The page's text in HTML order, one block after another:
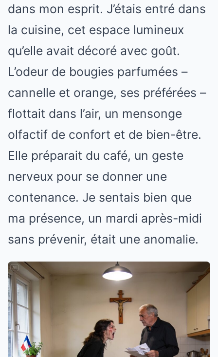
dans mon esprit. J’étais entré dans
la cuisine, cet espace lumineux
qu’elle avait décoré avec goût.
L’odeur de bougies parfumées –
cannelle et orange, ses préférées –
flottait dans l’air, un mensonge
olfactif de confort et de bien-être.
Elle préparait du café, un geste
nerveux pour se donner une
contenance. Je sentais bien que
ma présence, un mardi après-midi
sans prévenir, était une anomalie.